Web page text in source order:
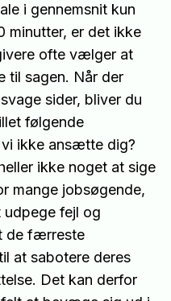
i gennemsnit kun
er det ikke
ofte vælger at
til sagen. Når der
sider, bliver du
følgende
ikke ansætte dig?
ikke noget at sige
mange jobsøgende,
udpege fejl og
de færreste
at sabotere deres
Det kan derfor